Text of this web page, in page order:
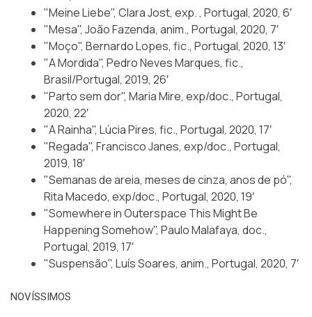
"Meine Liebe", Clara Jost, exp. , Portugal, 2020, 6′
"Mesa", João Fazenda, anim., Portugal, 2020, 7′
"Moço", Bernardo Lopes, fic., Portugal, 2020, 13′
"A Mordida", Pedro Neves Marques, fic.,
Brasil/Portugal, 2019, 26′
"Parto sem dor", Maria Mire, exp/doc., Portugal,
2020, 22′
"A Rainha", Lúcia Pires, fic., Portugal, 2020, 17′
"Regada", Francisco Janes, exp/doc., Portugal,
2019, 18′
"Semanas de areia, meses de cinza, anos de pó",
Rita Macedo, exp/doc., Portugal, 2020, 19′
"Somewhere in Outerspace This Might Be
Happening Somehow", Paulo Malafaya, doc.,
Portugal, 2019, 17′
"Suspensão", Luís Soares, anim., Portugal, 2020, 7′
NOVÍSSIMOS